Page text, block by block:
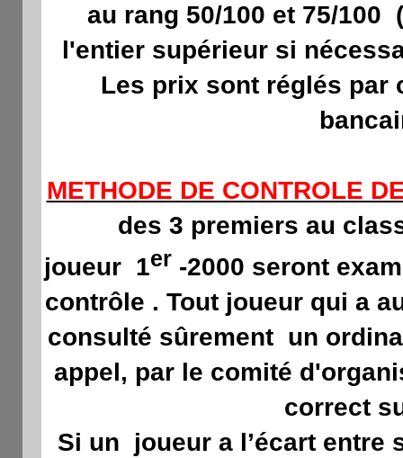
au rang 50/100 et 75/
l'entier supérieur si
Les prix sont réglés par
METHODE DE CONTROLE
des 3 premiers au
joueur 1er -2000 seront
contrôle . Tout joueur qui a
consulté sûrement un
appel, par le comité
correct
Si un
joueur a l’écart entre